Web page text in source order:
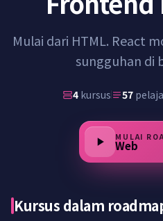
Mulai dari HTML. React
sungguhan di
4 kursus 57
MULAI
Web
Kursus dalam